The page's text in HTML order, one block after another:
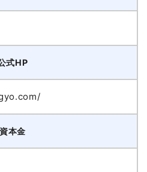
式HP
資本金